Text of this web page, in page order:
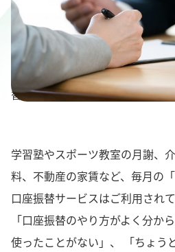
" alt="いまさら聞けない口座振替
替できなかった場合の対応方法
学習塾やスポーツ教室の月謝、
料、不動産の家賃など、毎月の
口座振替サービスはご利用され
「口座振替のやり方がよく分か
使ったことがない」、 「ちょう